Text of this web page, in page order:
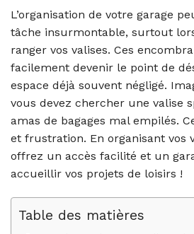
L’organisation de votre garage
tâche insurmontable, surtout
ranger vos valises. Ces
facilement devenir le point de
espace déjà souvent négligé.
vous devez chercher une valise
amas de bagages mal empilés.
et frustration. En organisant vos
offrez un accès facilité et un
accueillir vos projets de loisirs !
Table des matières